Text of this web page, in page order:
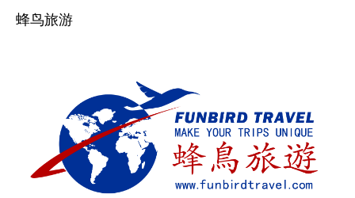
蜂鸟旅游